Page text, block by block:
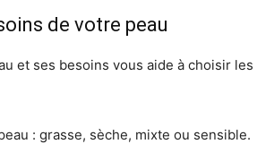
de votre peau
et ses besoins vous aide à choisir
: grasse, sèche, mixte ou sensible.